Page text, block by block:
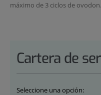
máximo de 3 ciclos de ovodon.
Cartera de
Seleccione una opción: